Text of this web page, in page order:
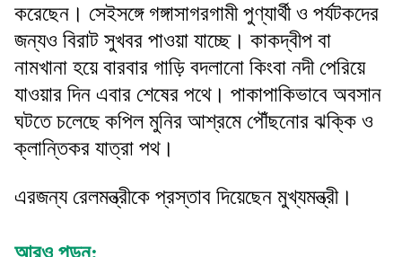
করেছেন। সেইসঙ্গে গঙ্গাসাগরগামী পুণ্যার্থী ও পর্যটকদের
জন্যও বিরাট সুখবর পাওয়া যাচ্ছে। কাকদ্বীপ বা
নামখানা হয়ে বারবার গাড়ি বদলানো কিংবা নদী পেরিয়ে
যাওয়ার দিন এবার শেষের পথে। পাকাপাকিভাবে অবসান
ঘটতে চলেছে কপিল মুনির আশ্রমে পৌঁছনোর ঝক্কি ও
ক্লান্তিকর যাত্রা পথ।
এরজন্য রেলমন্ত্রীকে প্রস্তাব দিয়েছেন মুখ্যমন্ত্রী।
আরও পড়ুন: